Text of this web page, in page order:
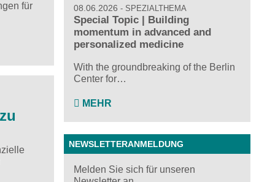
für
08.06.2026 SPEZIALTHEMA
Special Topic | Building
momentum in advanced and
personalized medicine
With the groundbreaking of the Berlin
Center for…
MEHR
NEWSLETTERANMELDUNG
Melden Sie sich für unseren